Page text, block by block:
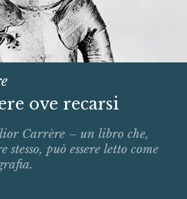
ove recarsi
Carrère – un libro che,
stesso, può essere letto come